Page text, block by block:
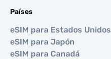
Países
eSIM para Estados Unidos
eSIM para Japón
eSIM para Canadá